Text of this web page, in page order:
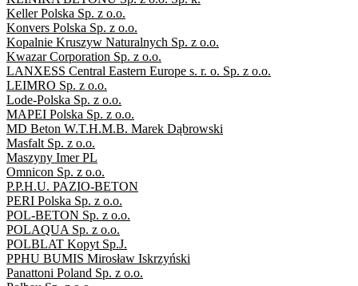
Keller Polska Sp. z o.o.
Konvers Polska Sp. z o.o.
Kopalnie Kruszyw Naturalnych Sp. z o.o.
Kwazar Corporation Sp. z o.o.
LANXESS Central Eastern Europe s. r. o. Sp. z o.o.
LEIMRO Sp. z o.o.
Lode-Polska Sp. z o.o.
MAPEI Polska Sp. z o.o.
MD Beton W.T.H.M.B. Marek Dąbrowski
Masfalt Sp. z o.o.
Maszyny Imer PL
Omnicon Sp. z o.o.
P.P.H.U. PAZIO-BETON
PERI Polska Sp. z o.o.
POL-BETON Sp. z o.o.
POLAQUA Sp. z o.o.
POLBLAT Kopyt Sp.J.
PPHU BUMIS Mirosław Iskrzyński
Panattoni Poland Sp. z o.o.